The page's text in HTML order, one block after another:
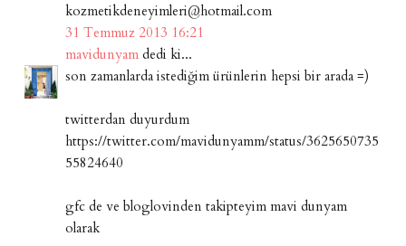
kozmetikdeneyimleri@hotmail.com
31 Temmuz 2013 16:21
mavidunyamdedi ki...
son zamanlarda istediğim ürünlerin hepsi bir arada =)
twitterdan duyurdum
https://twitter.com/mavidunyamm/status/3625650735
55824640
gfc de ve bloglovinden takipteyim mavi dunyam
olarak